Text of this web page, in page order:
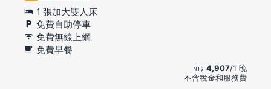
1 張加大雙人床
免費自助停車
免費無線上網
免費早餐
4,907/1 晚
不含稅金和服務費